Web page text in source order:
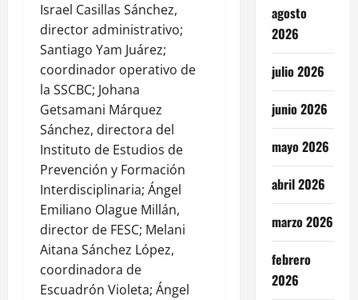
Israel Casillas Sánchez,
director administrativo;
Santiago Yam Juárez;
coordinador operativo de
la SSCBC; Johana
Getsamani Márquez
Sánchez, directora del
Instituto de Estudios de
Prevención y Formación
Interdisciplinaria; Ángel
Emiliano Olague Millán,
director de FESC; Melani
Aitana Sánchez López,
coordinadora de
Escuadrón Violeta; Ángel
agosto
2026
julio 2026
junio 2026
mayo 2026
abril 2026
marzo 2026
febrero
2026